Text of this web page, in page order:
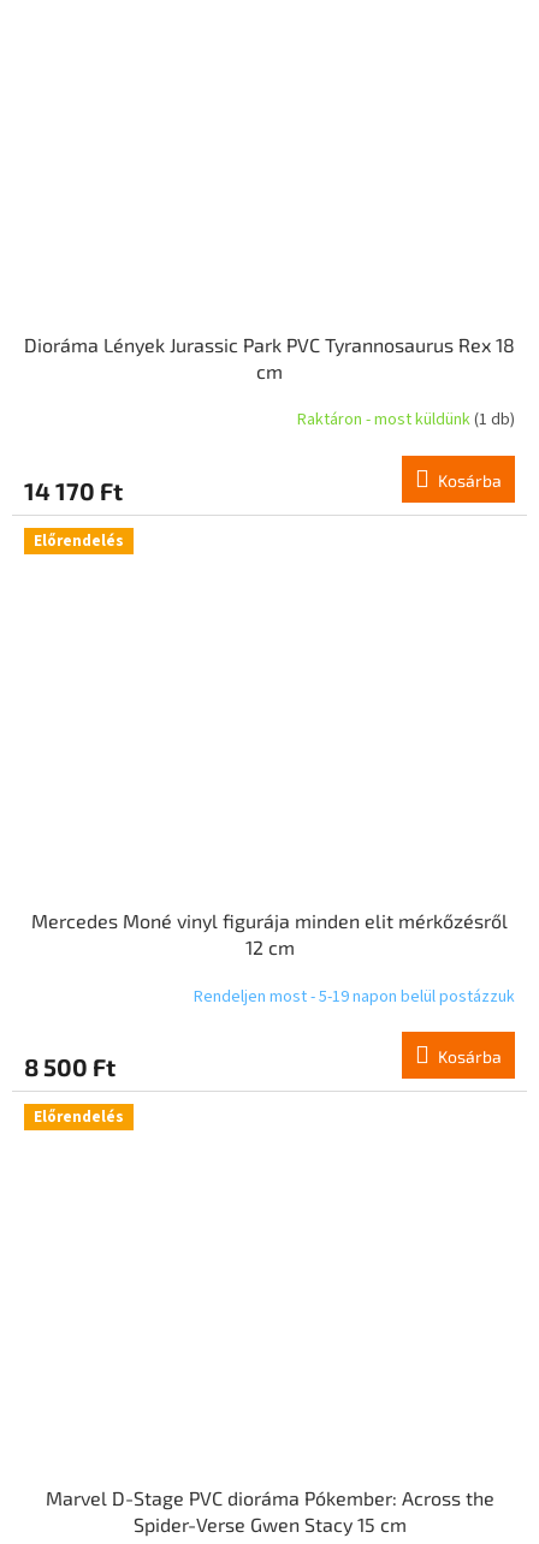
Dioráma Lények Jurassic Park PVC Tyrannosaurus Rex 18
cm
Raktáron - most küldünk(1 db)
14 170 Ft Kosárba
Előrendelés
Mercedes Moné vinyl figurája minden elit mérkőzésről
12 cm
Rendeljen most - 5-19 napon belül postázzuk
8 500 Ft Kosárba
Előrendelés
Marvel D-Stage PVC dioráma Pókember: Across the
Spider-Verse Gwen Stacy 15 cm